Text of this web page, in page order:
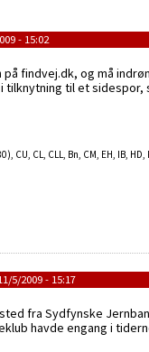
- 15:02
findvej.dk, og må
tilknytning til et
CU, CL, CLL, Bn, CM, EH, IB,
5/2009 - 15:17
fra Sydfynske
havde engang i